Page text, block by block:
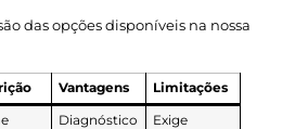
das opções disponíveis na nossa
Vantagens Limitações
Diagnóstico
Exige